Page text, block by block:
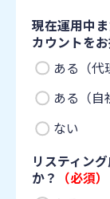
現在運用中
カウントを
ある（代
ある（自
ない
リスティン
か？
（必須）